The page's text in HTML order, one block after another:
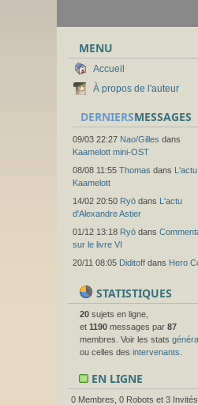
MENU
Accueil
À propos de l'auteur
DERNIERSMESSAGES
09/03 22:27 Nao/Gilles dans
Kaamelott mini-OST
08/08 11:55 Thomas dans L'actu
Kaamelott
14/02 20:50 Ryō dans L'actu
d'Alexandre Astier
01/12 13:18 Ryō dans
sur le livre VI
20/11 08:05 Diditoff dans Hero
STATISTIQUES
20 sujets en ligne,
et 1190 messages par 87
membres. Voir les stats
ou celles des intervenants
EN LIGNE
0 Membres, 0 Robots et 3